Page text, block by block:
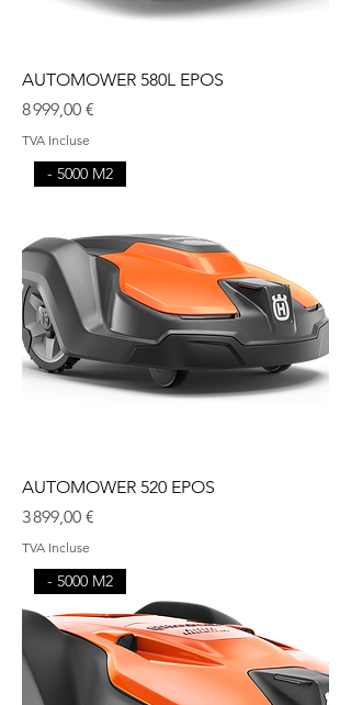
AUTOMOWER 580L EPOS
Prix
8 999,00 €
TVA Incluse
- 5000 M2
AUTOMOWER 520 EPOS
Prix
3 899,00 €
TVA Incluse
- 5000 M2